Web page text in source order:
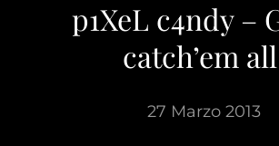
p1XeL c4ndy –
catch’em
27 Marzo 2013